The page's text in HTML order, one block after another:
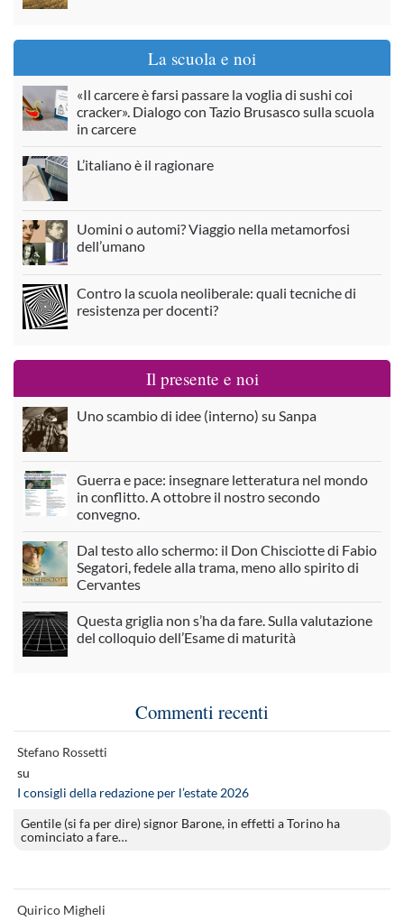
La scuola e noi
«Il carcere è farsi passare la voglia di sushi coi
cracker». Dialogo con Tazio Brusasco sulla scuola
in carcere
L’italiano è il ragionare
Uomini o automi? Viaggio nella metamorfosi
dell’umano
Contro la scuola neoliberale: quali tecniche di
resistenza per docenti?
Il presente e noi
Uno scambio di idee (interno) su Sanpa
Guerra e pace: insegnare letteratura nel mondo
in conflitto. A ottobre il nostro secondo
convegno.
Dal testo allo schermo: il Don Chisciotte di Fabio
Segatori, fedele alla trama, meno allo spirito di
Cervantes
Questa griglia non s’ha da fare. Sulla valutazione
del colloquio dell’Esame di maturità
Commenti recenti
Stefano Rossetti
su
I consigli della redazione per l’estate 2026
Gentile (si fa per dire) signor Barone, in effetti a Torino ha
cominciato a fare…
Quirico Migheli